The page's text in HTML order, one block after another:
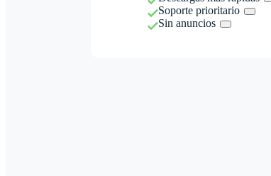
Soporte prioritario
Sin anuncios